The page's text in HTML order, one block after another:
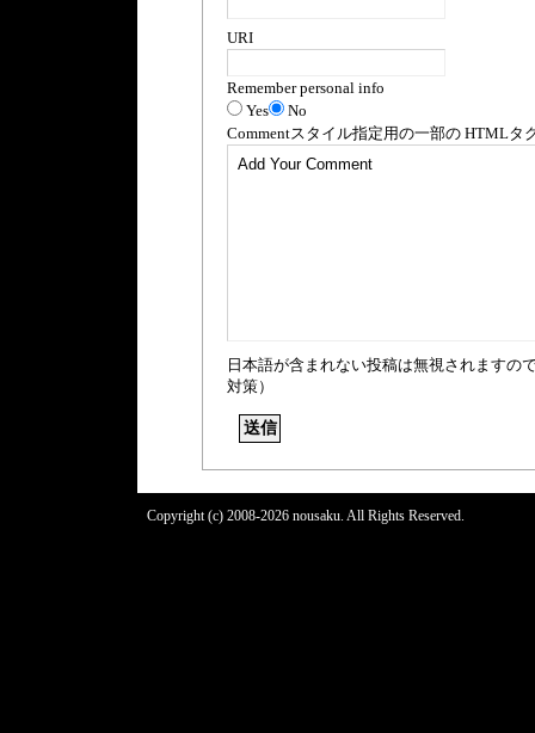
URI
Remember personal info
Yes
No
Commentスタイル指定用の一部の HTMLタ
日本語が含まれない投稿は無視されますの
対策）
Copyright (c) 2008-2026 nousaku. All Rights Reserved.